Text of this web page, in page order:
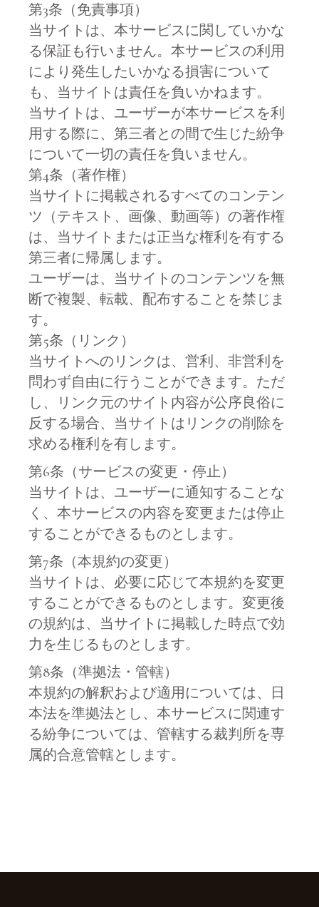
第3条（免責事項）
当サイトは、本サービスに関していかな
る保証も行いません。本サービスの利用
により発生したいかなる損害について
も、当サイトは責任を負いかねます。
当サイトは、ユーザーが本サービスを利
用する際に、第三者との間で生じた紛争
について一切の責任を負いません。
第4条（著作権）
当サイトに掲載されるすべてのコンテン
ツ（テキスト、画像、動画等）の著作権
は、当サイトまたは正当な権利を有する
第三者に帰属します。
ユーザーは、当サイトのコンテンツを無
断で複製、転載、配布することを禁じま
す。
第5条（リンク）
当サイトへのリンクは、営利、非営利を
問わず自由に行うことができます。ただ
し、リンク元のサイト内容が公序良俗に
反する場合、当サイトはリンクの削除を
求める権利を有します。
第6条（サービスの変更・停止）
当サイトは、ユーザーに通知することな
く、本サービスの内容を変更または停止
することができるものとします。
第7条（本規約の変更）
当サイトは、必要に応じて本規約を変更
することができるものとします。変更後
の規約は、当サイトに掲載した時点で効
力を生じるものとします。
第8条（準拠法・管轄）
本規約の解釈および適用については、日
本法を準拠法とし、本サービスに関連す
る紛争については、管轄する裁判所を専
属的合意管轄とします。